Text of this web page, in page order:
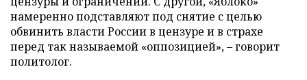
намеренно подставляют под снятие с целью
обвинить власти России в цензуре и в страхе
перед так называемой «оппозицией», – говорит
политолог.